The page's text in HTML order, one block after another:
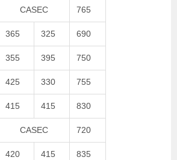
CASEC 765
365 325 690
355 395 750
425 330 755
415 415 830
CASEC 720
420 415 835